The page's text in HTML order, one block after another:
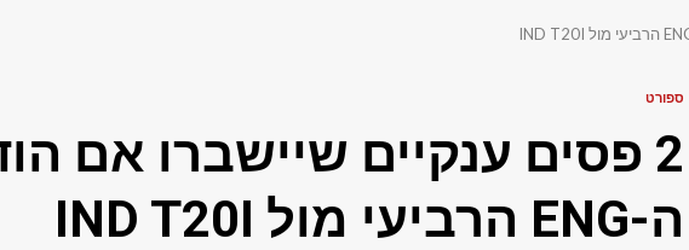
ספורט
2 פסים ענקיים שיישברו אם
ה-ENG הרביעי מול IND T20I